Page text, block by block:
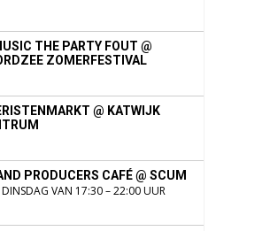
THE PARTY FOUT @
ZOMERFESTIVAL
@ KATWIJK
PRODUCERS CAFÉ @ SCUM
DINSDAG VAN 17:30 – 22:00 UUR